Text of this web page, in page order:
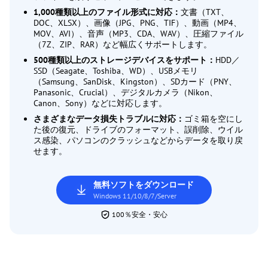
1,000種類以上のファイル形式に対応： 文書（TXT、
DOC、XLSX）、画像（JPG、PNG、TIF）、動画（MP4、
MOV、AVI）、音声（MP3、CDA、WAV）、圧縮ファイル
（7Z、ZIP、RAR）など幅広くサポートします。
500種類以上のストレージデバイスをサポート： HDD／
SSD（Seagate、Toshiba、WD）、USBメモリ
（Samsung、SanDisk、Kingston）、SDカード（PNY、
Panasonic、Crucial）、デジタルカメラ（Nikon、
Canon、Sony）などに対応します。
さまざまなデータ損失トラブルに対応： ゴミ箱を空にし
た後の復元、ドライブのフォーマット、誤削除、ウイル
ス感染、パソコンのクラッシュなどからデータを取り戻
せます。
無料ソフトをダウンロード
Windows 11/10/8/7/Server
100％安全・安心